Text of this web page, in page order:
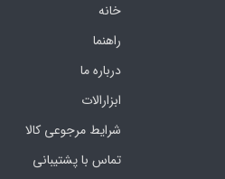
خانه
راهنما
درباره ما
ابزارالات
شرایط مرجوعی کالا
تماس با پشتیبانی